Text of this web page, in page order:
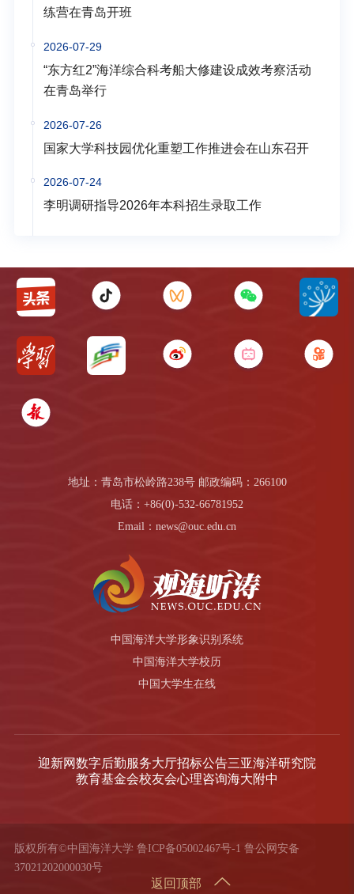
练营在青岛开班
2026-07-29
“东方红2”海洋综合科考船大修建设成效考察活动
在青岛举行
2026-07-26
国家大学科技园优化重塑工作推进会在山东召开
2026-07-24
李明调研指导2026年本科招生录取工作
地址：青岛市松岭路238号 邮政编码：266100
电话：+86(0)-532-66781952
Email：news@ouc.edu.cn
中国海洋大学形象识别系统
中国海洋大学校历
中国大学生在线
迎新网数字后勤服务大厅招标公告三亚海洋研究院
教育基金会校友会心理咨询海大附中
版权所有©中国海洋大学 鲁ICP备05002467号-1 鲁公网安备
37021202000030号
返回顶部